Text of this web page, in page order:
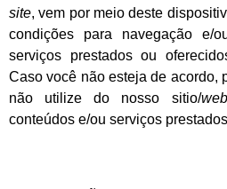
site, vem por meio deste
condições para navegação e/
serviços prestados ou
Caso você não esteja de acordo,
não utilize do nosso sitio/
conteúdos e/ou serviços